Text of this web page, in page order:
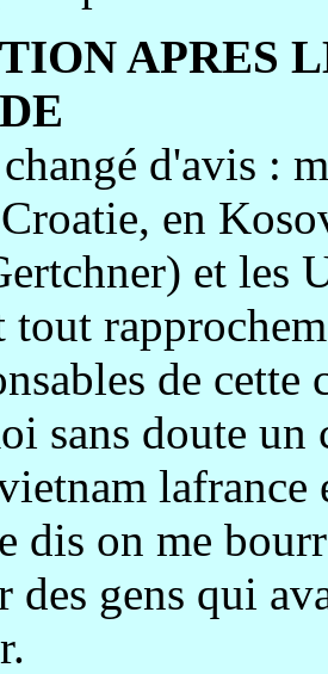
APRES
d'avis :
en
et les
de
sans doute
dis on me
des gens qui